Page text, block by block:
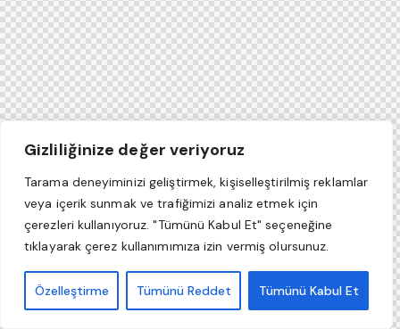
Gizliliğinize değer veriyoruz
Tarama deneyiminizi geliştirmek, kişiselleştirilmiş reklamlar
veya içerik sunmak ve trafiğimizi analiz etmek için
çerezleri kullanıyoruz. "Tümünü Kabul Et" seçeneğine
tıklayarak çerez kullanımımıza izin vermiş olursunuz.
Özelleştirme Tümünü Reddet Tümünü Kabul Et